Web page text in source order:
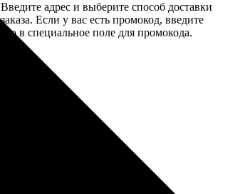
Введите адрес и выберите способ доставки
заказа. Если у вас есть промокод, введите
его в специальное поле для промокода.